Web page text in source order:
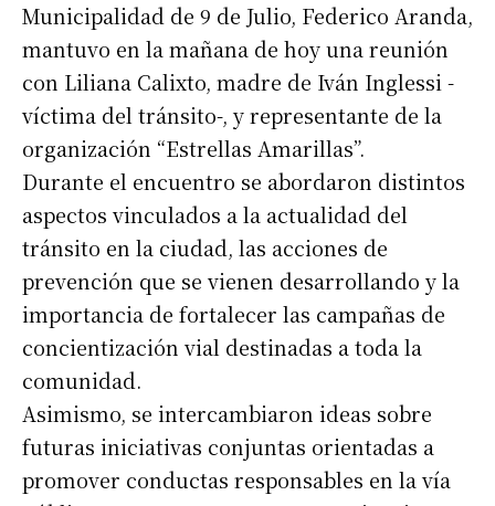
Municipalidad de 9 de Julio, Federico Aranda,
mantuvo en la mañana de hoy una reunión
con Liliana Calixto, madre de Iván Inglessi -
víctima del tránsito-, y representante de la
organización “Estrellas Amarillas”.
Durante el encuentro se abordaron distintos
aspectos vinculados a la actualidad del
tránsito en la ciudad, las acciones de
prevención que se vienen desarrollando y la
importancia de fortalecer las campañas de
concientización vial destinadas a toda la
comunidad.
Asimismo, se intercambiaron ideas sobre
futuras iniciativas conjuntas orientadas a
promover conductas responsables en la vía